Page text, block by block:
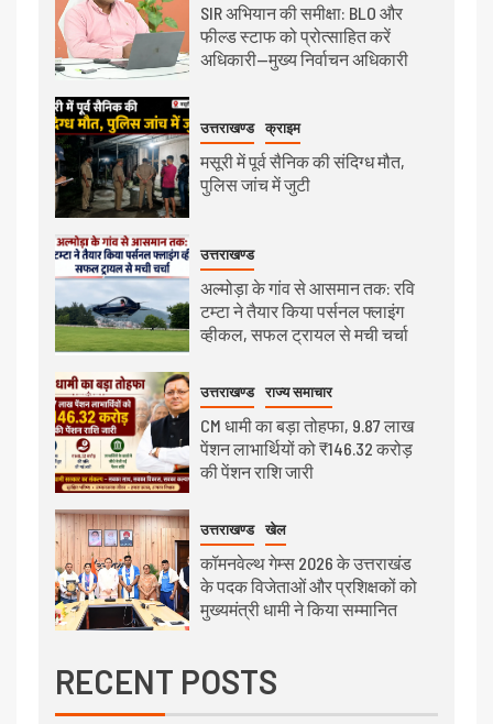
SIR अभियान की समीक्षा: BLO और
फील्ड स्टाफ को प्रोत्साहित करें
अधिकारी—मुख्य निर्वाचन अधिकारी
उत्तराखण्ड क्राइम
मसूरी में पूर्व सैनिक की संदिग्ध मौत,
पुलिस जांच में जुटी
उत्तराखण्ड
अल्मोड़ा के गांव से आसमान तक: रवि
टम्टा ने तैयार किया पर्सनल फ्लाइंग
व्हीकल, सफल ट्रायल से मची चर्चा
उत्तराखण्ड राज्य समाचार
CM धामी का बड़ा तोहफा, 9.87 लाख
पेंशन लाभार्थियों को ₹146.32 करोड़
की पेंशन राशि जारी
उत्तराखण्ड खेल
कॉमनवेल्थ गेम्स 2026 के उत्तराखंड
के पदक विजेताओं और प्रशिक्षकों को
मुख्यमंत्री धामी ने किया सम्मानित
RECENT POSTS